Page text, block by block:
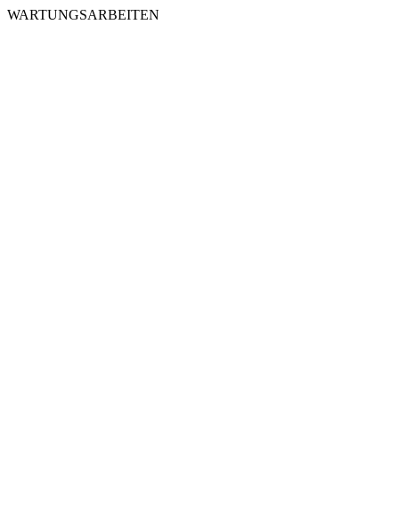
WARTUNGSARBEITEN